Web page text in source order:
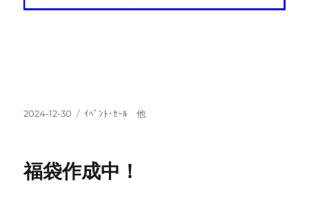
投
2024-12-30
カ
ー
ｲﾍﾞﾝﾄ･ｾｰﾙ 他
福袋作成中！